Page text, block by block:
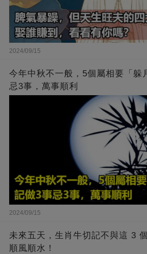
2024/09/15
今年中秋不一般，5個屬相要「躲
忌3事，萬事順利
2024/09/15
未來五天，生肖牛切記不與這 3
順風順水！